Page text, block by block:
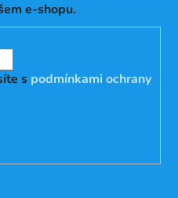
e-shopu.
s podmínkami ochrany